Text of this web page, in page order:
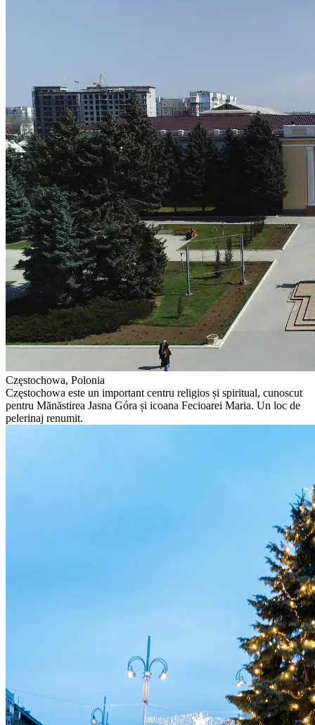
Częstochowa, Polonia
Częstochowa este un important centru religios și spiritual, cunoscut
pentru Mănăstirea Jasna Góra și icoana Fecioarei Maria. Un loc de
pelerinaj renumit.